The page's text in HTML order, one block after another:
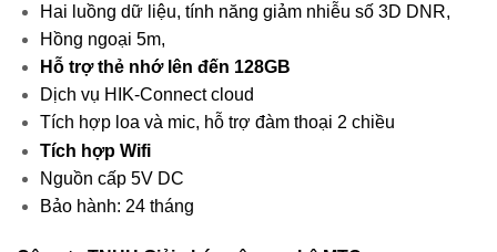
Hai luồng dữ liệu, tính năng giảm nhiễu số 3D DNR,
Hồng ngoại 5m,
Hỗ trợ thẻ nhớ lên đến 128GB
Dịch vụ HIK-Connect cloud
Tích hợp loa và mic, hỗ trợ đàm thoại 2 chiều
Tích hợp Wifi
Nguồn cấp 5V DC
Bảo hành: 24 tháng